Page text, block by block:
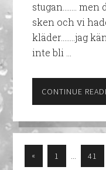
stugan…….. men
sken och vi
kläder……..jag
inte bli …
CONTINUE
« 1 … 41